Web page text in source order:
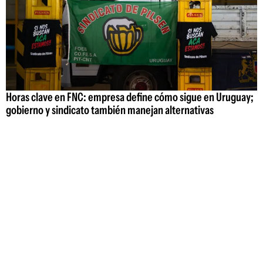
Horas clave en FNC: empresa define cómo sigue en Uruguay;
gobierno y sindicato también manejan alternativas